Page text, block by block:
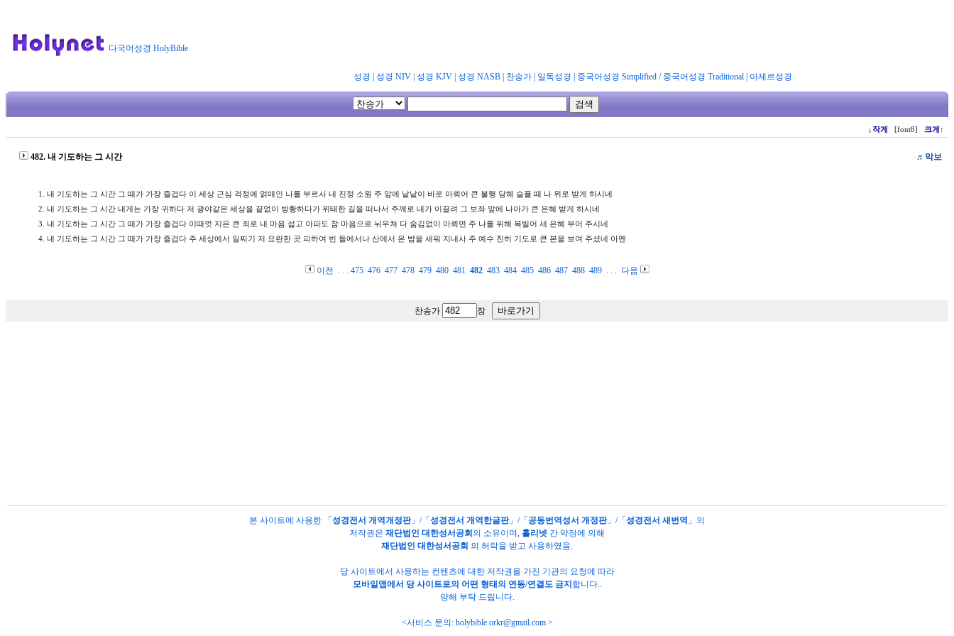
다국어성경 HolyBible
성경 성경 NIV| 성경 KJV| 성경 NASB| 찬송가| 일독성경 중국어성경 Simplified/ 중국어성경 Traditional| 아제르성경
↓ 작게 [font8] 크게 ↑
482. 내 기도하는 그 시간 ♬ 악보
1. 내 기도하는 그 시간 그 때가 가장 즐겁다 이 세상 근심 걱정에 얽매인 나를 부르사 내 진정 소원 주 앞에 낱낱이 바로 아뢰어 큰 불행 당해 슬플 때 나 위로 받게 하시네
2. 내 기도하는 그 시간 내게는 가장 귀하다 저 광야같은 세상을 끝없이 방황하다가 위태한 길을 떠나서 주께로 내가 이끌려 그 보좌 앞에 나아가 큰 은혜 받게 하시네
3. 내 기도하는 그 시간 그 때가 가장 즐겁다 이때껏 지은 큰 죄로 내 마음 섧고 아파도 참 마음으로 뉘우쳐 다 숨김없이 아뢰면 주 나를 위해 복빌어 새 은혜 부어 주시네
4. 내 기도하는 그 시간 그 때가 가장 즐겁다 주 세상에서 일찌기 저 요란한 곳 피하여 빈 들에서나 산에서 온 밤을 새워 지내사 주 예수 친히 기도로 큰 본을 보여 주셨네 아멘
이전 . . . 475 476 477 478 479 480 481 482 483 484 485 486 487 488 489. . . 다음
찬송가 장
본 사이트에 사용한 「 성경전서 개역개정판」/「 성경전서 개역한글판」/「 공동번역성서 개정판」/「 성경전서 새번역 」의
저작권은 재단법인 대한성서공회 의 소유이며, 홀리넷 간 약정에 의해
재단법인 대한성서공회 의 허락을 받고 사용하였음.
당 사이트에서 사용하는 컨텐츠에 대한 저작권을 가진 기관의 요청에 따라
모바일앱에서 당 사이트로의 어떤 형태의 연동/연결도 금지 합니다..
양해 부탁 드립니다.
<서비스 문의: holybible.orkr@gmail.com>